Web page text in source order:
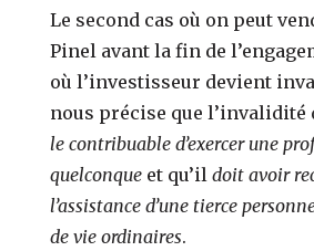
Le second cas où on peut
Pinel avant la fin de
où l’investisseur devient
nous précise que
le contribuable d’exercer une
quelconque et qu’ildoit avoir
l’assistance d’une tierce
de vie ordinaires.